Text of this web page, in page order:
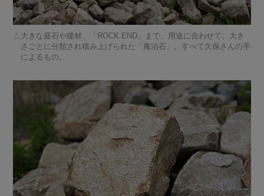
大きな庭石や建材、「ROCK END」まで、用途に合わせて、大き
さごとに分類され積み上げられた「庵治石」。すべて久保さんの手
によるもの。